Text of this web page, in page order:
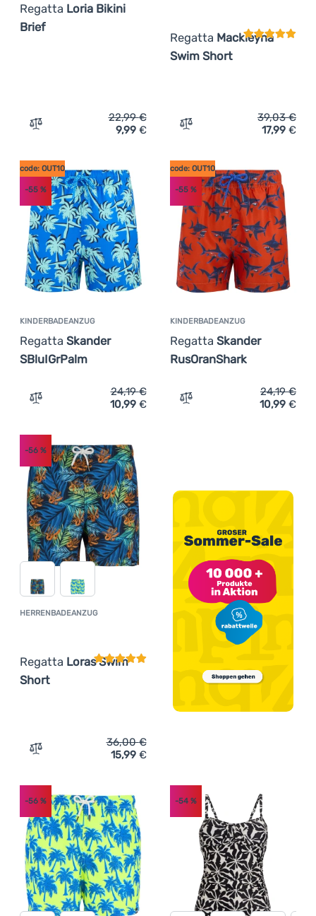
Regatta Loria Bikini
Brief
Zum Vergleich 'Damenbadeanzug Regatta Loria Bikini
22,99€
9,99 €
Regatta Mackleyna
Swim Short
Zum Vergleich
39,03€
17,99 €
KINDERBADEANZUG
Regatta Skander
SBluIGrPalm
code: OUT10
-55 %
Zum Vergleich 'Kinderbadeanzug Regatta Skander
24,19€
10,99 €
KINDERBADEANZUG
Regatta Skander
RusOranShark
code: OUT10
-55%
Zum Vergleich
24,19€
10,99 €
HERRENBADEANZUG
Regatta Loras Swim
Short
Kundenbewertung
-56 %
Zum Vergleich 'Herrenbadeanzug Regatta Loras Swim
36,00€
15,99 €
-56 % -54%